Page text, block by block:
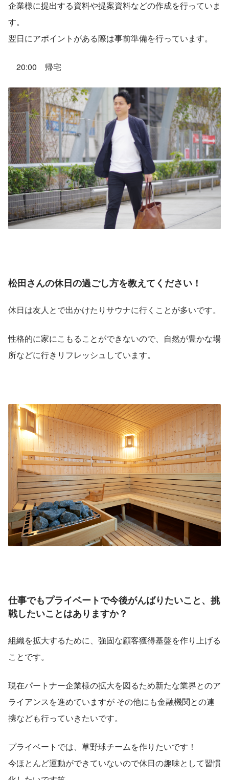
企業様に提出する資料や提案資料などの作成を行っていま
す。
翌日にアポイントがある際は事前準備を行っています。
20:00　帰宅
松田さんの休日の過ごし方を教えてください！
休日は友人とで出かけたりサウナに行くことが多いです。
性格的に家にこもることができないので、自然が豊かな場
所などに行きリフレッシュしています。
仕事でもプライベートで今後がんばりたいこと、挑
戦したいことはありますか？
組織を拡大するために、強固な顧客獲得基盤を作り上げる
ことです。
現在パートナー企業様の拡大を図るため新たな業界とのア
ライアンスを進めていますが その他にも金融機関との連
携なども行っていきたいです。
プライベートでは、草野球チームを作りたいです！
今ほとんど運動ができていないので休日の趣味として習慣